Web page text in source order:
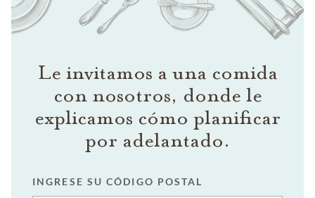
Le invitamos a una comida
con nosotros, donde le
explicamos cómo planificar
por adelantado.
INGRESE SU CÓDIGO POSTAL